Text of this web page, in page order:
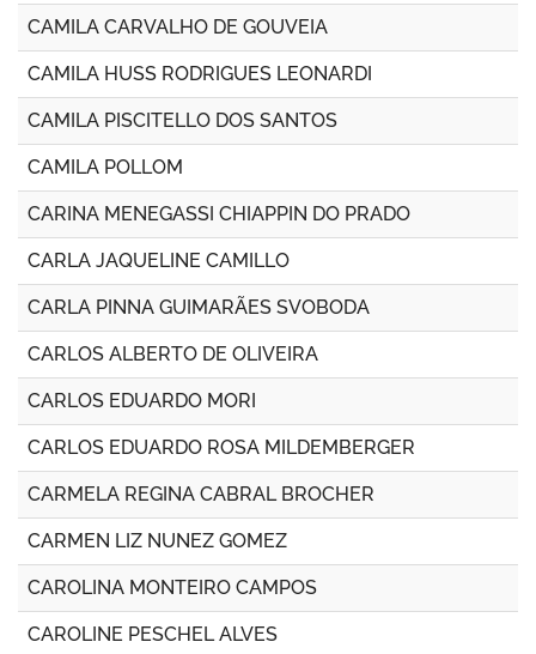
CAMILA CARVALHO DE GOUVEIA
CAMILA HUSS RODRIGUES LEONARDI
CAMILA PISCITELLO DOS SANTOS
CAMILA POLLOM
CARINA MENEGASSI CHIAPPIN DO PRADO
CARLA JAQUELINE CAMILLO
CARLA PINNA GUIMARÃES SVOBODA
CARLOS ALBERTO DE OLIVEIRA
CARLOS EDUARDO MORI
CARLOS EDUARDO ROSA MILDEMBERGER
CARMELA REGINA CABRAL BROCHER
CARMEN LIZ NUNEZ GOMEZ
CAROLINA MONTEIRO CAMPOS
CAROLINE PESCHEL ALVES